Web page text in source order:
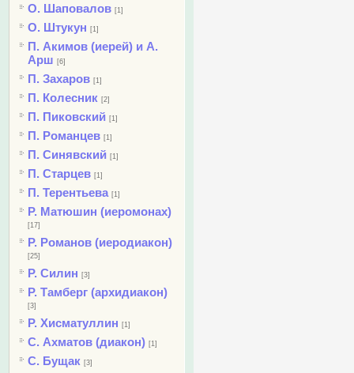
О. Шаповалов [1]
О. Штукун [1]
П. Акимов (иерей) и А.
Арш [6]
П. Захаров [1]
П. Колесник [2]
П. Пиковский [1]
П. Романцев [1]
П. Синявский [1]
П. Старцев [1]
П. Терентьева [1]
Р. Матюшин (иеромонах)
[17]
Р. Романов (иеродиакон)
[25]
Р. Силин [3]
Р. Тамберг (архидиакон)
[3]
Р. Хисматуллин [1]
С. Ахматов (диакон) [1]
С. Бущак [3]